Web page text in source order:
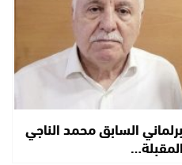
السابق محمد الناجي